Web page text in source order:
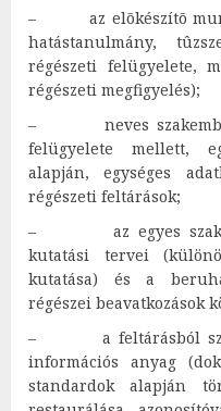
– az elõkészítõ
hatástanulmány,
régészeti felügyelete,
régészeti megfigyelés);
– neves
felügyelete mellett,
alapján, egységes
régészeti feltárások;
– az egyes
kutatási tervei
kutatása) és a
régészei beavatkozások
– a feltárásból
információs anyag
standardok alapján